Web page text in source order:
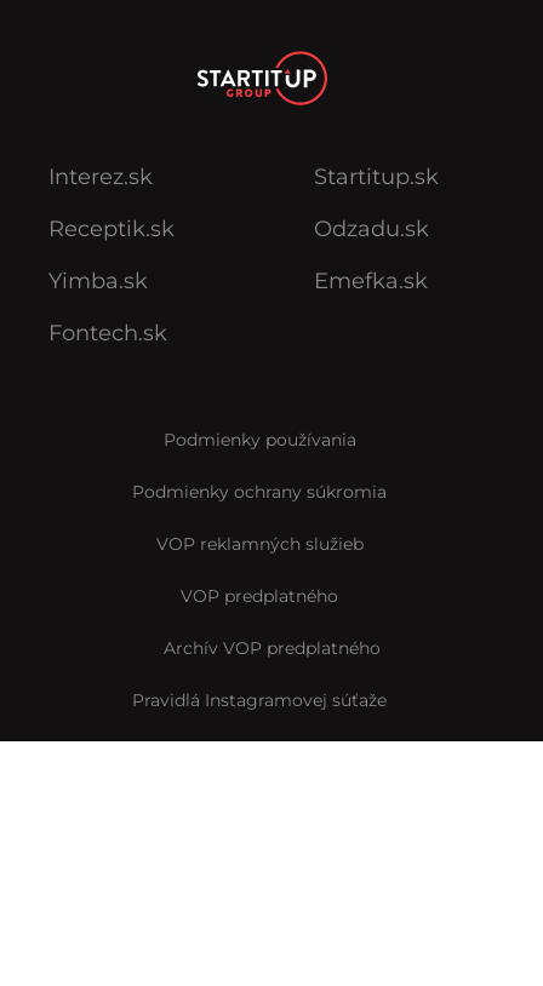
Interez.sk
Receptik.sk
Yimba.sk
Fontech.sk
Startitup.sk
Odzadu.sk
Emefka.sk
Podmienky používania
Podmienky ochrany súkromia
VOP reklamných služieb
VOP predplatného
Archív VOP predplatného
Pravidlá Instagramovej súťaže